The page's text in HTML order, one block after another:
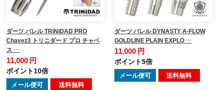
ダーツ バレル TRiNiDAD PRO
Chavez3 トリニダード プロ チャベ
ス …
11,000 円
ポイント10倍
メール便可 送料無料
ダーツ バレル DYNASTY A-FLOW
GOLDLINE PLAIN EXPLO …
11,000 円
ポイント5倍
メール便可 送料無料